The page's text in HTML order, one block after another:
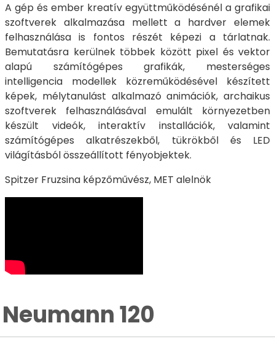
A gép és ember kreatív együttműködésénél a grafikai
szoftverek alkalmazása mellett a hardver elemek
felhasználása is fontos részét képezi a tárlatnak.
Bemutatásra kerülnek többek között pixel és vektor
alapú számítógépes grafikák, mesterséges
intelligencia modellek közreműködésével készített
képek, mélytanulást alkalmazó animációk, archaikus
szoftverek felhasználásával emulált környezetben
készült videók, interaktív installációk, valamint
számítógépes alkatrészekből, tükrökből és LED
világításból összeállított fényobjektek.
Spitzer Fruzsina képzőművész, MET alelnök
Neumann 120